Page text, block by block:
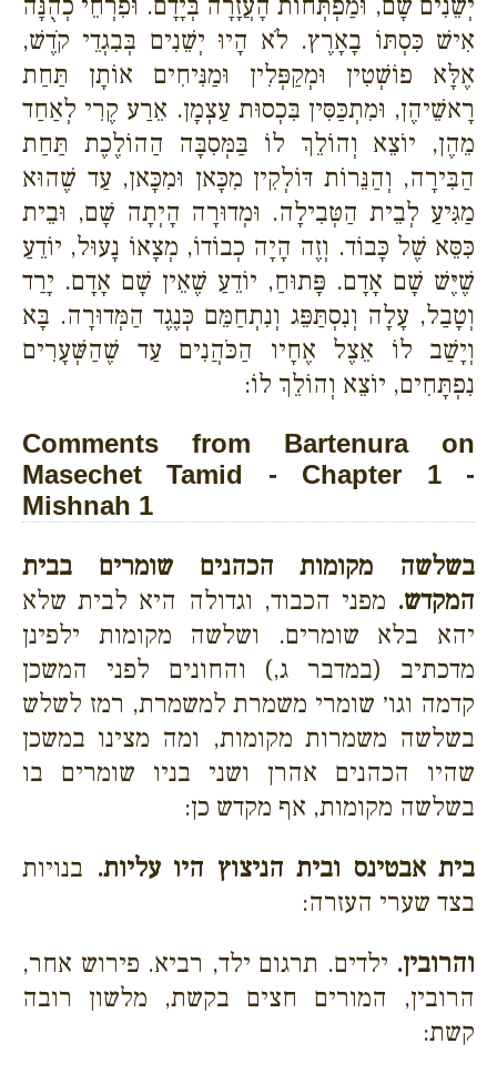
אִישׁ כִּסְתּוֹ בָאָרֶץ. לֹא הָיוּ יְשֵׁנִים בְּבִגְדֵי קֹדֶשׁ,
אֶלָּא פוֹשְׁטִין וּמְקַפְּלִין וּמַנִּיחִים אוֹתָן תַּחַת
רָאשֵׁיהֶן, וּמִתְכַּסִּין בִּכְסוּת עַצְמָן. אֵרַע קֶרִי לְאַחַד
מֵהֶן, יוֹצֵא וְהוֹלֵךְ לוֹ בַּמְּסִבָּה הַהוֹלֶכֶת תַּחַת
הַבִּירָה, וְהַנֵּרוֹת דּוֹלְקִין מִכָּאן וּמִכָּאן, עַד שֶׁהוּא
מַגִּיעַ לְבֵית הַטְּבִילָה. וּמְדוּרָה הָיְתָה שָׁם, וּבֵית
כִּסֵּא שֶׁל כָּבוֹד. וְזֶה הָיָה כְבוֹדוֹ, מְצָאוֹ נָעוּל, יוֹדֵעַ
שֶׁיֶּשׁ שָׁם אָדָם. פָּתוּחַ, יוֹדֵעַ שֶׁאֵין שָׁם אָדָם. יָרַד
וְטָבַל, עָלָה וְנִסְתַּפֵּג וְנִתְחַמֵּם כְּנֶגֶד הַמְּדוּרָה. בָּא
וְיָשַׁב לוֹ אֵצֶל אֶחָיו הַכֹּהֲנִים עַד שֶׁהַשְּׁעָרִים
נִפְתָּחִים, יוֹצֵא וְהוֹלֵךְ לוֹ:
Comments from Bartenura on
Masechet Tamid - Chapter 1 -
Mishnah 1
בשלשה מקומות הכהנים שומרים בבית
המקדש. מפני הכבוד, וגדולה היא לבית שלא
יהא בלא שומרים. ושלשה מקומות ילפינן
מדכתיב (במדבר ג,) והחונים לפני המשכן
קדמה וגו׳ שומרי משמרת למשמרת, רמז לשלש
בשלשה משמרות מקומות, ומה מצינו במשכן
שהיו הכהנים אהרן ושני בניו שומרים בו
בשלשה מקומות, אף מקדש כן:
בית אבטינס ובית הניצוץ היו עליות. בנויות
בצד שערי העזרה:
והרובין. ילדים. תרגום ילד, רביא. פירוש אחר,
הרובין, המורים חצים בקשת, מלשון רובה
קשת: